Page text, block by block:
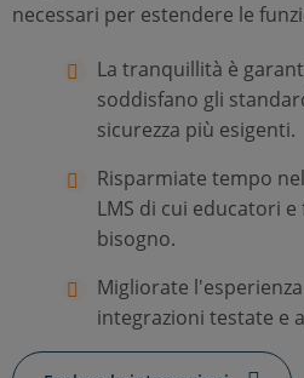
necessari per estendere le
La tranquillità è
soddisfano gli
sicurezza più esigenti.
Risparmiate tempo
LMS di cui educatori
bisogno.
Migliorate
integrazioni testate e